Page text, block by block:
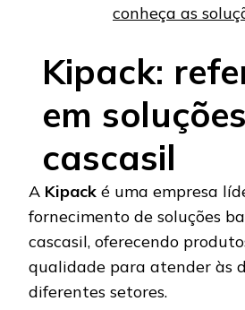
conheça as
Kipack:
em
cascasil
A Kipack é uma empresa
fornecimento de soluções
cascasil, oferecendo
qualidade para atender às
diferentes setores.